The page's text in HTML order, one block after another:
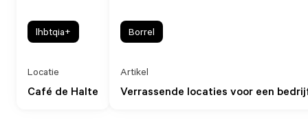
Café de Halte
Locatie
lhbtqia+
Verrassende locaties voor een
Artikel
Borrel